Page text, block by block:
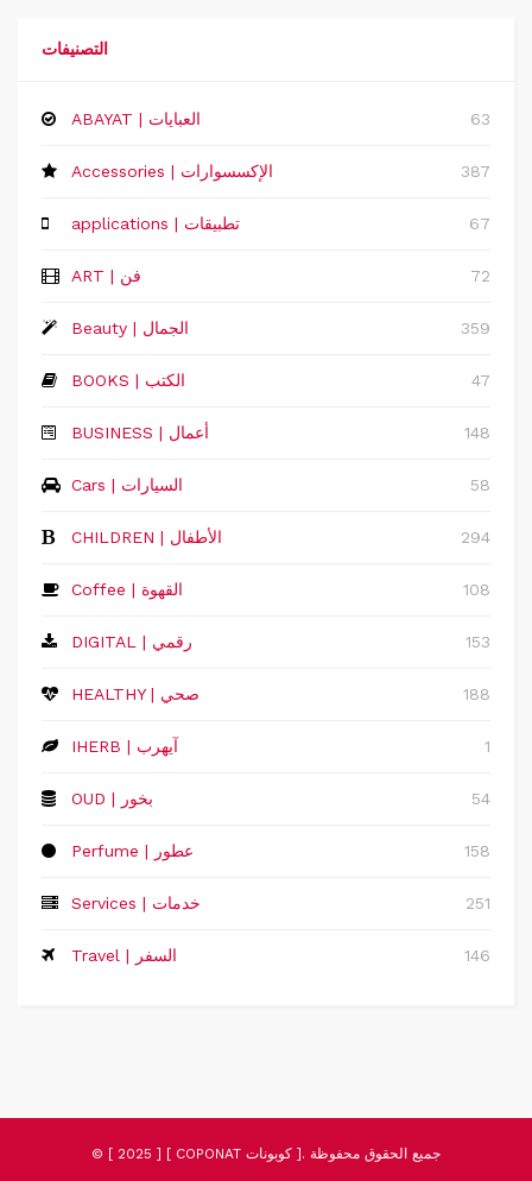
التصنيفات
ABAYAT | العبايات 63
Accessories | الإكسسوارات 387
applications | تطبيقات 67
ART | فن 72
Beauty | الجمال 359
BOOKS | الكتب 47
‏BUSINESS | أعمال 148
Cars | السيارات 58
CHILDREN | الأطفال 294
Coffee | القهوة 108
DIGITAL | رقمي 153
HEALTHY | صحي 188
IHERB | آيهرب 1
OUD | بخور 54
Perfume | عطور 158
Services | خدمات 251
Travel | السفر 146
© [ 2025 ] [ COPONAT كوبونات ]. جميع الحقوق محفوظة